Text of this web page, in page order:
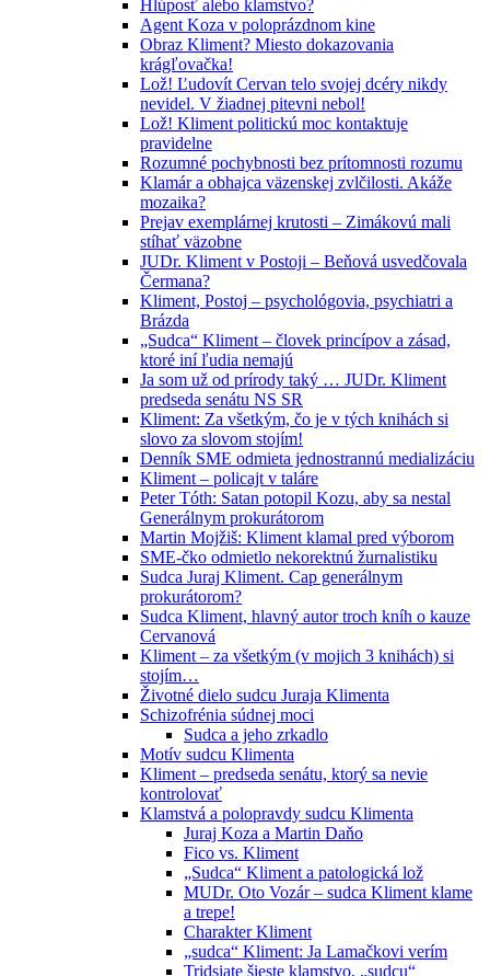
Hlúposť alebo klamstvo?
Agent Koza v poloprázdnom kine
Obraz Kliment? Miesto dokazovania
krágľovačka!
Lož! Ľudovít Cervan telo svojej dcéry nikdy
nevidel. V žiadnej pitevni nebol!
Lož! Kliment politickú moc kontaktuje
pravidelne
Rozumné pochybnosti bez prítomnosti rozumu
Klamár a obhajca väzenskej zvlčilosti. Akáže
mozaika?
Prejav exemplárnej krutosti – Zimákovú mali
stíhať väzobne
JUDr. Kliment v Postoji – Beňová usvedčovala
Čermana?
Kliment, Postoj – psychológovia, psychiatri a
Brázda
„Sudca“ Kliment – človek princípov a zásad,
ktoré iní ľudia nemajú
Ja som už od prírody taký … JUDr. Kliment
predseda senátu NS SR
Kliment: Za všetkým, čo je v tých knihách si
slovo za slovom stojím!
Denník SME odmieta jednostrannú medializáciu
Kliment – policajt v taláre
Peter Tóth: Satan potopil Kozu, aby sa nestal
Generálnym prokurátorom
Martin Mojžiš: Kliment klamal pred výborom
SME-čko odmietlo nekorektnú žurnalistiku
Sudca Juraj Kliment. Cap generálnym
prokurátorom?
Sudca Kliment, hlavný autor troch kníh o kauze
Cervanová
Kliment – za všetkým (v mojich 3 knihách) si
stojím…
Životné dielo sudcu Juraja Klimenta
Schizofrénia súdnej moci
Sudca a jeho zrkadlo
Motív sudcu Klimenta
Kliment – predseda senátu, ktorý sa nevie
kontrolovať
Klamstvá a polopravdy sudcu Klimenta
Juraj Koza a Martin Daňo
Fico vs. Kliment
„Sudca“ Kliment a patologická lož
MUDr. Oto Vozár – sudca Kliment klame
a trepe!
Charakter Kliment
„sudca“ Kliment: Ja Lamačkovi verím
Tridsiate šieste klamstvo, „sudcu“